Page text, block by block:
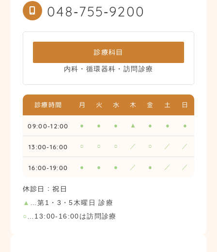
048‐755‐9200
診療科目
内科・循環器科・訪問診療
診療時間 月 火 水 木 金 土 日
09:00-12:00 ● ● ● ▲ ● ● ●
13:00-16:00 ○ ○ ○ ／ ○ ／ ／
16:00-19:00 ● ● ● ／ ● ／ ／
休診日：祝日
▲
…第1・3・5木曜日 診療
○ …13:00-16:00は訪問診療